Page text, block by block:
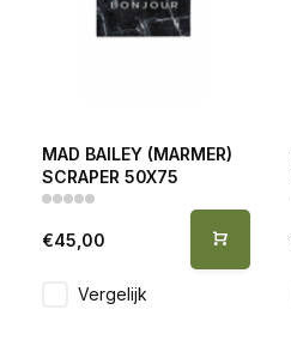
MAD BAILEY (MARMER)
SCRAPER 50X75
€45,00
Vergelijk